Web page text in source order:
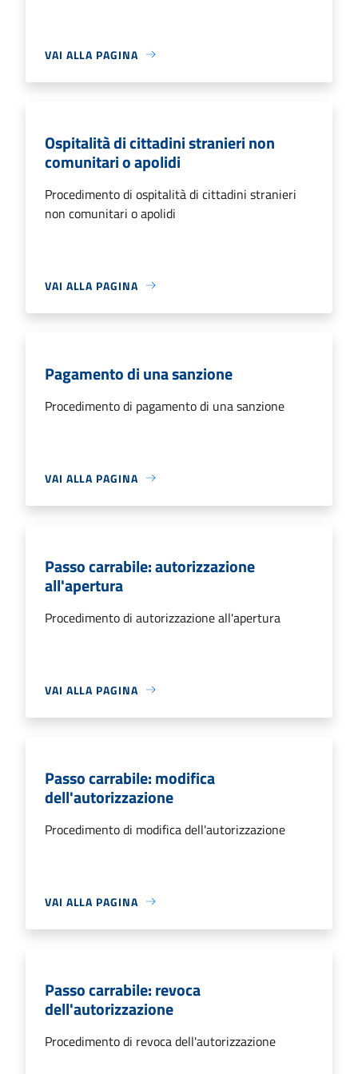
VAI ALLA PAGINA
Ospitalità di cittadini stranieri non
comunitari o apolidi
Procedimento di ospitalità di cittadini stranieri
non comunitari o apolidi
VAI ALLA PAGINA
Pagamento di una sanzione
Procedimento di pagamento di una sanzione
VAI ALLA PAGINA
Passo carrabile: autorizzazione
all'apertura
Procedimento di autorizzazione all'apertura
VAI ALLA PAGINA
Passo carrabile: modifica
dell'autorizzazione
Procedimento di modifica dell'autorizzazione
VAI ALLA PAGINA
Passo carrabile: revoca
dell'autorizzazione
Procedimento di revoca dell'autorizzazione